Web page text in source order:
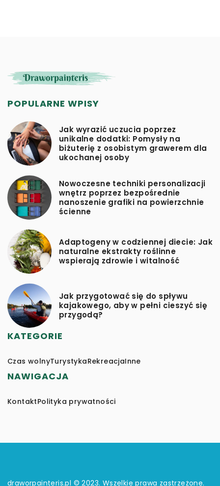
POPULARNE WPISY
Jak wyrazić uczucia poprzez
unikalne dodatki: Pomysły na
biżuterię z osobistym grawerem dla
ukochanej osoby
Nowoczesne techniki personalizacji
wnętrz poprzez bezpośrednie
nanoszenie grafiki na powierzchnie
ścienne
Adaptogeny w codziennej diecie: Jak
naturalne ekstrakty roślinne
wspierają zdrowie i witalność
Jak przygotować się do spływu
kajakowego, aby w pełni cieszyć się
przygodą?
KATEGORIE
Czas wolnyTurystykaRekreacjaInne
NAWIGACJA
KontaktPolityka prywatności
draworpainteris.pl © 2023. Wszelkie prawa zastrzeżone.